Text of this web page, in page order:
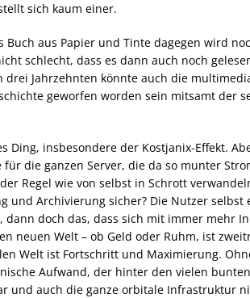
sich kaum einer.
Buch aus Papier und Tinte dagegen wird
schlecht, dass es dann auch noch
drei Jahrzehnten könnte auch die
geworfen worden sein mitsamt der
Ding, insbesondere der Kostjanix-Effekt.
für die ganzen Server, die da so munter
Regel wie von selbst in Schrott
und Archivierung sicher? Die Nutzer selbst
dann doch das, dass sich mit immer mehr
neuen Welt – ob Geld oder Ruhm, ist
Welt ist Fortschritt und Maximierung.
Aufwand, der hinter den vielen
und auch die ganze orbitale Infrastruktur